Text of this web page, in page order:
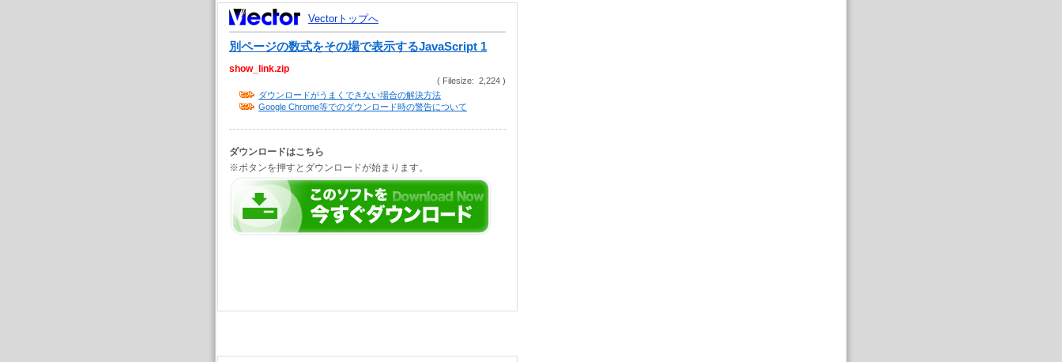
Vectorトップへ
別ページの数式をその場で表示するJavaScript 1
show_link.zip
( Filesize: 2,224 )
ダウンロードがうまくできない場合の解決方法
Google Chrome等でのダウンロード時の警告について
ダウンロードはこちら
※ボタンを押すとダウンロードが始まります。